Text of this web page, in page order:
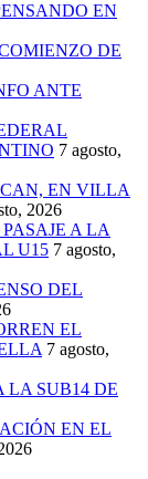
EN
DE
ANTE
7 agosto,
EN VILLA
2026
A LA
U15 7 agosto,
DEL
EL
7 agosto,
LA SUB14 DE
EN EL